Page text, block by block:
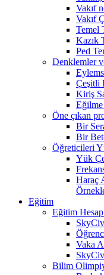
Vakıf
Vakıf
Temel
Kazık
Ped
Denklemler
Çeşitli
Kiriş
Öne çıkan
Bir
Bir
Öğreticileri
Yük
Haraç
Eğitim
Eğitim
Vaka
Bilim